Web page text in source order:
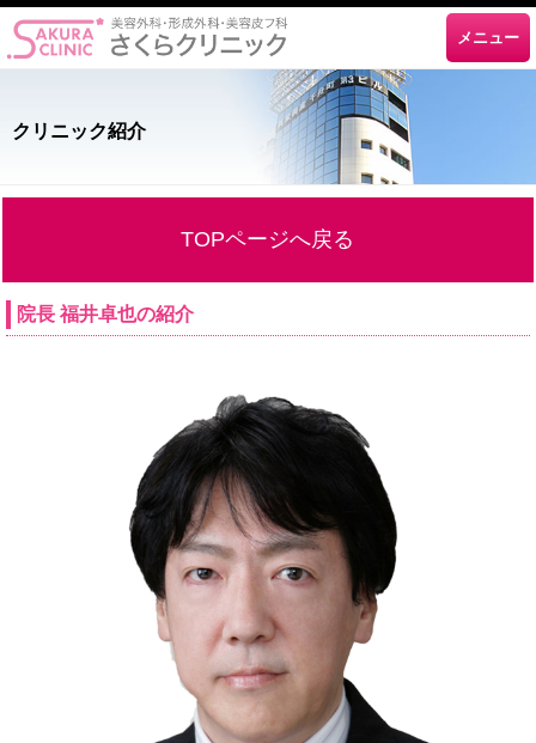
メニュー
クリニック紹介
TOPページへ戻る
院長 福井卓也の紹介